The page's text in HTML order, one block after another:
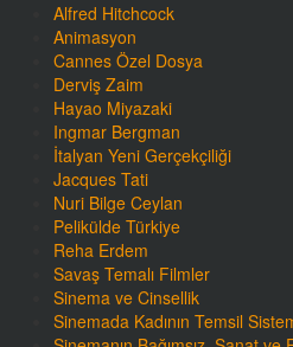
Alfred Hitchcock
Animasyon
Cannes Özel Dosya
Derviş Zaim
Hayao Miyazaki
Ingmar Bergman
İtalyan Yeni Gerçekçiliği
Jacques Tati
Nuri Bilge Ceylan
Pelikülde Türkiye
Reha Erdem
Savaş Temalı Filmler
Sinema ve Cinsellik
Sinemada Kadının Temsil